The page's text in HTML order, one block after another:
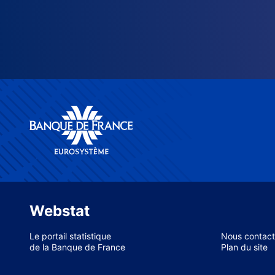
Webstat
Le portail statistique
de la Banque de France
Nous
Plan du site